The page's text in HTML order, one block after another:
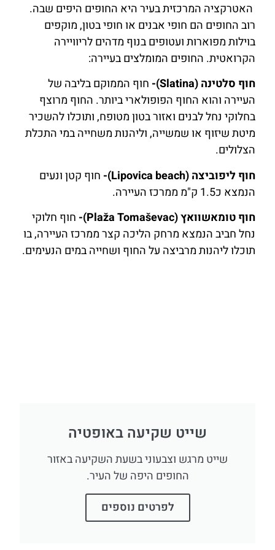
האטרקציה המרכזית בעיר היא החופים היפים שבה.
רוב החופים הם חופי אבנים או חופי בטון, מוקפים
בוילות מפוארות ועטופים בנוף מדהים לריוויירה
הקרואטית. החופים המומלצים בעיירה:
חוף סלטינה (Slatina)-
חוף הממוקם בליבה של
העיירה והוא החוף הפופולארי ביותר. החוף מרוצף
בחלוקי נחל לבנים ואזור בטון מטופח, ותוכלו להשכיר
מיטת שיזוף או שמשייה, וליהנות משחייה במי התכלת
הצלולים.
חוף ליפוביצה (
Lipovica beach
)- חוף קטן ונעים
הנמצא כ1.5 ק"מ ממרכז העיירה.
חוף טומאשוואץ (Plaža Tomaševac)-
חוף חלוקי
נחל חביב הנמצא מרחק הליכה קצר ממרכז העיירה, בו
תוכלו ליהנות מרביצה על החוף ושחייה במים הנעימים.
שייט שקיעה באופטיה
שייט מרגש וצבעוני בשעת השקיעה באזור
החופים היפה של העיר.
לפרטים נוספים